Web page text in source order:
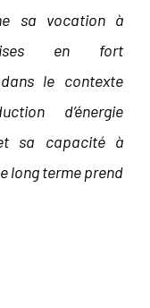
sa vocation à
en fort
le contexte
d’énergie
et sa capacité à
long terme prend